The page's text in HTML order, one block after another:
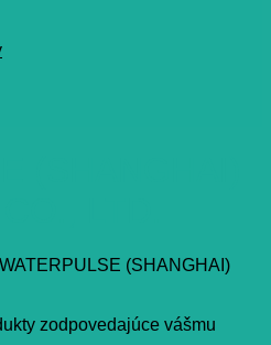
(SHANGHAI)
zodpovedajúce vášmu